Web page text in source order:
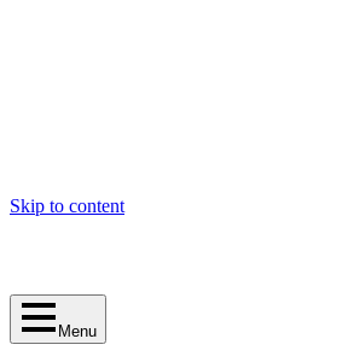
Skip to content
Menu